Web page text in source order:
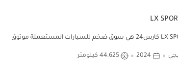
هوندا سيتي LX SPORT كارس24 هي سوق ضخم للسيارات المستعملة موثوق
2024 44,625 كيلومتر